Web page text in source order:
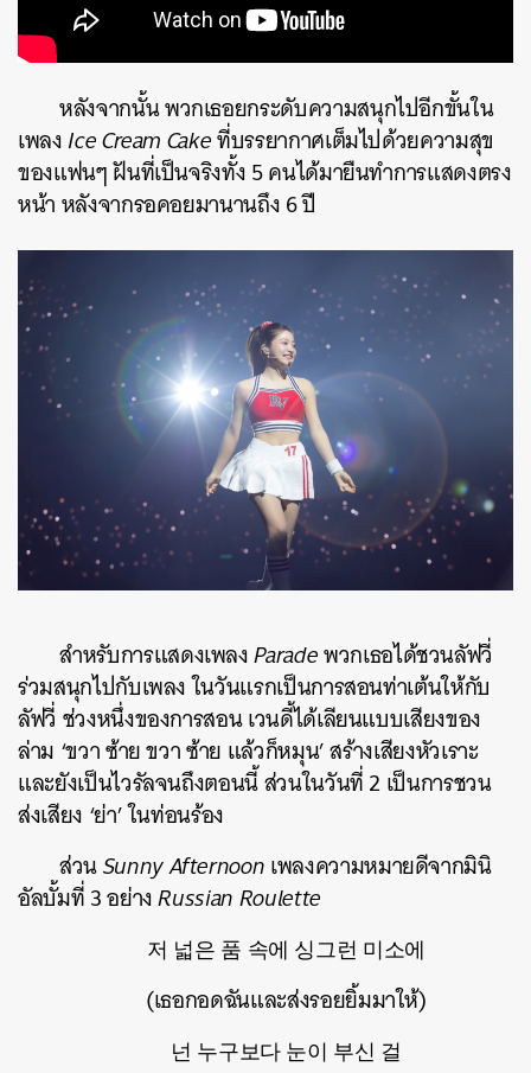
หลังจากนั้น พวกเธอยกระดับความสนุกไปอีกขั้นใน
เพลงIce Cream Cakeที่บรรยากาศเต็มไปด้วยความสุข
ของแฟนๆ ฝันที่เป็นจริงทั้ง 5 คนได้มายืนทำการแสดงตรง
หน้า หลังจากรอคอยมานานถึง 6 ปี
สำหรับการแสดงเพลงParadeพวกเธอได้ชวนลัฟวี่
ร่วมสนุกไปกับเพลง ในวันแรกเป็นการสอนท่าเต้นให้กับ
ลัฟวี่ ช่วงหนึ่งของการสอน เวนดี้ได้เลียนแบบเสียงของ
ล่าม ‘ขวา ซ้าย ขวา ซ้าย แล้วก็หมุน’ สร้างเสียงหัวเราะ
และยังเป็นไวรัลจนถึงตอนนี้ ส่วนในวันที่ 2 เป็นการชวน
ส่งเสียง ‘ย่า’ ในท่อนร้อง
ส่วนSunny Afternoonเพลงความหมายดีจากมินิ
อัลบั้มที่ 3 อย่างRussian Roulette
저 넓은 품 속에 싱그런 미소에
(เธอกอดฉันและส่งรอยยิ้มมาให้)
넌 누구보다 눈이 부신 걸